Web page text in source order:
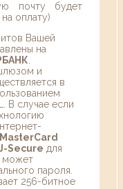
почту будет
оплату)
Вашей
на
и
в
В случае если
Secure для
может
пароля.
256-битное